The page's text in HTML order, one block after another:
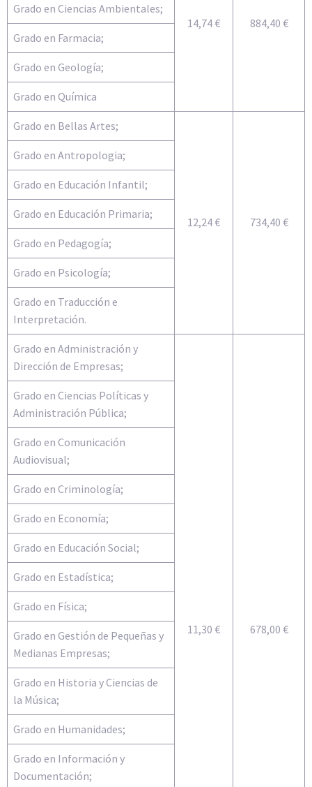
14,74 € 884,40 €
Grado en Ciencias Ambientales;
Grado en Farmacia;
Grado en Geología;
Grado en Química
Grado en Bellas Artes;
12,24 € 734,40 €
Grado en Antropologia;
Grado en Educación Infantil;
Grado en Educación Primaria;
Grado en Pedagogía;
Grado en Psicología;
Grado en Traducción e
Interpretación.
Grado en Administración y
Dirección de Empresas;
11,30 € 678,00 €
Grado en Ciencias Políticas y
Administración Pública;
Grado en Comunicación
Audiovisual;
Grado en Criminología;
Grado en Economía;
Grado en Educación Social;
Grado en Estadística;
Grado en Física;
Grado en Gestión de Pequeñas y
Medianas Empresas;
Grado en Historia y Ciencias de
la Música;
Grado en Humanidades;
Grado en Información y
Documentación;